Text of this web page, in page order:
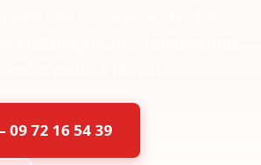
72 16 54 39